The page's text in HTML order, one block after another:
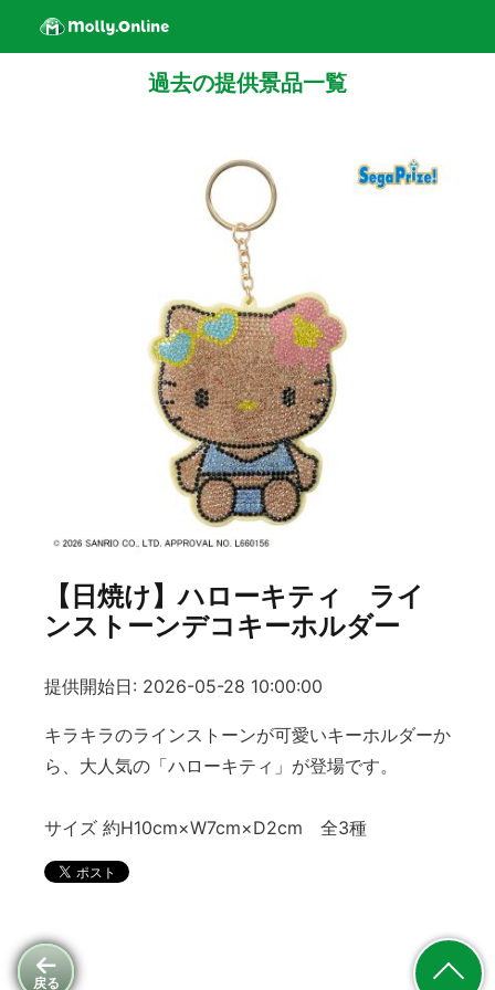
戻る
過去の提供景品一覧
【日焼け】ハローキティ ライ
ンストーンデコキーホルダー
提供開始日: 2026-05-28 10:00:00
キラキラのラインストーンが可愛いキーホルダーか
ら、大人気の「ハローキティ」が登場です。
サイズ 約H10cm×W7cm×D2cm 全3種